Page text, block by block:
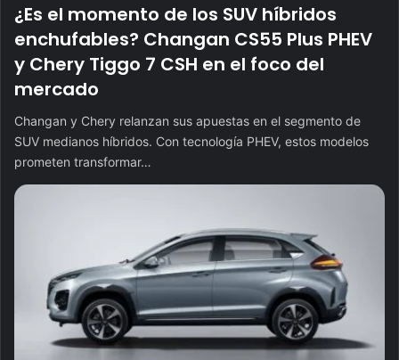
¿Es el momento de los SUV híbridos
enchufables? Changan CS55 Plus PHEV
y Chery Tiggo 7 CSH en el foco del
mercado
Changan y Chery relanzan sus apuestas en el segmento de
SUV medianos híbridos. Con tecnología PHEV, estos modelos
prometen transformar…